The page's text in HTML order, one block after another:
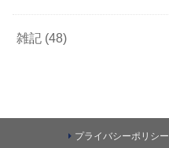
雑記 (48)
プライバシーポリシー